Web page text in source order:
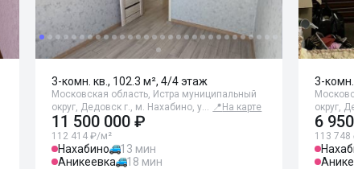
3-комн. кв., 102.3 м², 4/4 этаж
Московская область, Истра муниципальный
округ, Дедовск г., м. Нахабино, у… 📍 На карте
11 500 000 ₽
112 414 ₽/м²
Нахабино
13 мин
Аникеевка
18 мин
3-
округ,
6
113